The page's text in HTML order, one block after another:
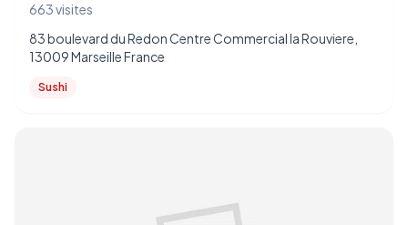
663 visites
83 boulevard du Redon Centre Commercial la Rouviere,
13009 Marseille France
Sushi